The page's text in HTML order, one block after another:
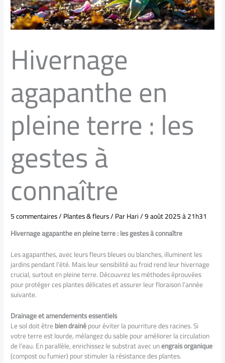
Hivernage
agapanthe en
pleine terre : les
gestes à
connaître
5 commentaires/Plantes & fleurs/ ParHari/9 août 2025 à 21h31
Hivernage agapanthe en pleine terre : les gestes à connaître
Les agapanthes, avec leurs fleurs bleues ou blanches, illuminent les
jardins pendant l’été. Mais leur sensibilité au froid rend leur hivernage
crucial, surtout en pleine terre. Découvrez les méthodes éprouvées
pour protéger ces plantes délicates et assurer leur floraison l’année
suivante.
Drainage et amendements essentiels
Le sol doit êtrebien drainépour éviter la pourriture des racines. Si
votre terre est lourde, mélangez du sable pour améliorer la circulation
de l’eau. En parallèle, enrichissez le substrat avec unengrais organique
(compost ou fumier) pour stimuler la résistance des plantes.